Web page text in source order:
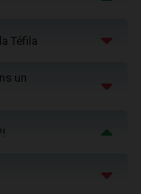
Téfila
un